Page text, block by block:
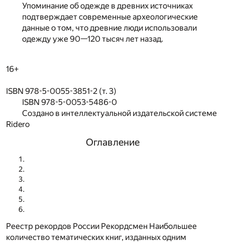
Упоминание об одежде в древних источниках
подтверждает современные археологические
данные о том, что древние люди использовали
одежду уже 90—120 тысяч лет назад.
16+
ISBN 978-5-0055-3851-2 (т. 3)
ISBN 978-5-0053-5486-0
Создано в интеллектуальной издательской системе
Ridero
Оглавление
Реестр рекордов России Рекордсмен Наибольшее
количество тематических книг, изданных одним